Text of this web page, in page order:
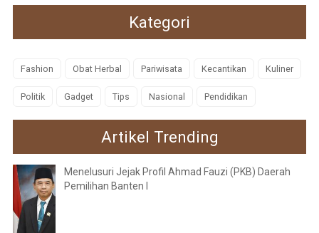
Kategori
Fashion Obat Herbal Pariwisata Kecantikan Kuliner
Politik Gadget Tips Nasional Pendidikan
Artikel Trending
Menelusuri Jejak Profil Ahmad Fauzi (PKB) Daerah
Pemilihan Banten I